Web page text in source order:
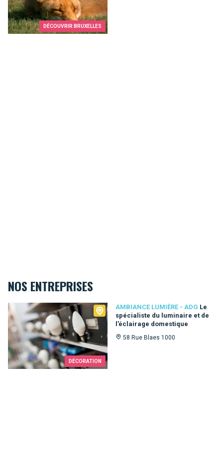
DÉCOUVRIR BRUXELLES
NOS ENTREPRISES
DÉCORATION
AMBIANCE LUMIÈRE - ADG Le
spécialiste du luminaire et de
l’éclairage domestique
58 Rue Blaes 1000
Ambiance Lumière - ADG